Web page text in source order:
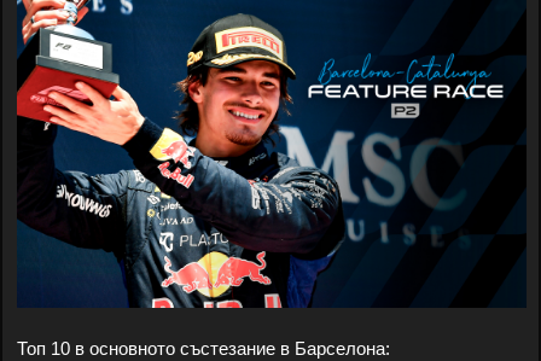
Топ 10 в основното състезание в Барселона: